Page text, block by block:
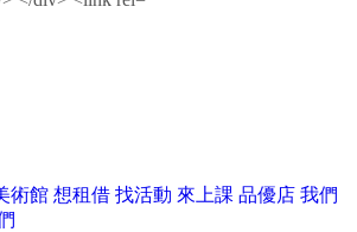
術館 想租借 找活動 來上課 品優店 我們